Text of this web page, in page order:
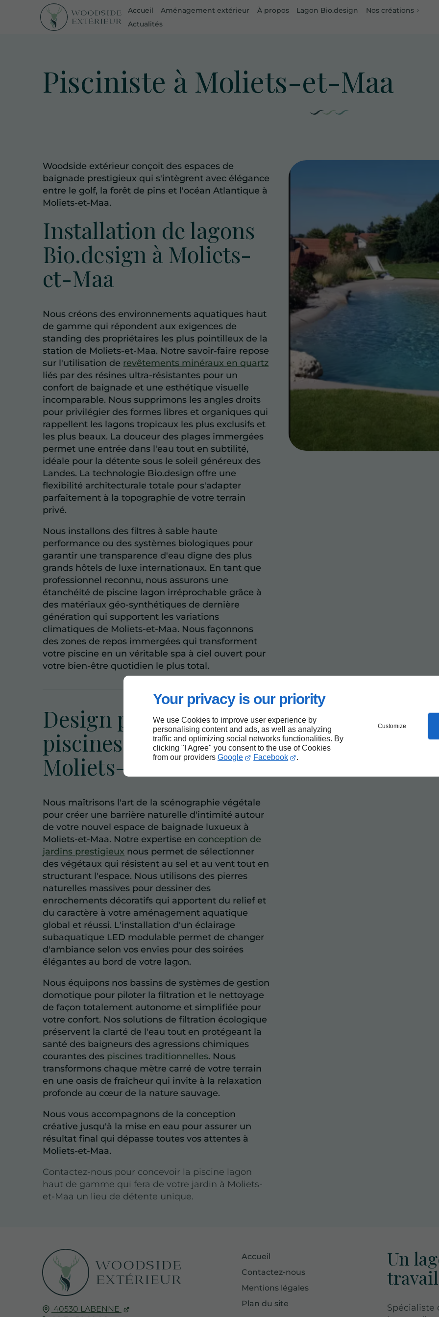
Your privacy is our priority
We use Cookies to improve user experience by
personalising content and ads, as well as analyzing
traffic and optimizing social networks functionalities. By
clicking "I Agree" you consent to the use of Cookies
from our providers Google Facebook .
Customize
Accueil Aménagement extérieur À propos Lagon Bio.design
Nos créations
Actualités
Pisciniste à Moliets-et-Maa
Woodside extérieur conçoit des espaces de
baignade prestigieux qui s'intègrent avec élégance
entre le golf, la forêt de pins et l'océan Atlantique à
Moliets-et-Maa.
Installation de lagons
Bio.design à Moliets-
et-Maa
Nous créons des environnements aquatiques haut
de gamme qui répondent aux exigences de
standing des propriétaires les plus pointilleux de la
station de Moliets-et-Maa. Notre savoir-faire repose
sur l'utilisation de revêtements minéraux en quartz
liés par des résines ultra-résistantes pour un
confort de baignade et une esthétique visuelle
incomparable. Nous supprimons les angles droits
pour privilégier des formes libres et organiques qui
rappellent les lagons tropicaux les plus exclusifs et
les plus beaux. La douceur des plages immergées
permet une entrée dans l'eau tout en subtilité,
idéale pour la détente sous le soleil généreux des
Landes. La technologie Bio.design offre une
flexibilité architecturale totale pour s'adapter
parfaitement à la topographie de votre terrain
privé.
Nous installons des filtres à sable haute
performance ou des systèmes biologiques pour
garantir une transparence d'eau digne des plus
grands hôtels de luxe internationaux. En tant que
professionnel reconnu, nous assurons une
étanchéité de piscine lagon irréprochable grâce à
des matériaux géo-synthétiques de dernière
génération qui supportent les variations
climatiques de Moliets-et-Maa. Nous façonnons
des zones de repos immergées qui transforment
votre piscine en un véritable spa à ciel ouvert pour
votre bien-être quotidien le plus total.
Design paysager et
piscines naturelles à
Moliets-et-Maa
Nous maîtrisons l'art de la scénographie végétale
pour créer une barrière naturelle d'intimité autour
de votre nouvel espace de baignade luxueux à
Moliets-et-Maa. Notre expertise en conception de
jardins prestigieux nous permet de sélectionner
des végétaux qui résistent au sel et au vent tout en
structurant l'espace. Nous utilisons des pierres
naturelles massives pour dessiner des
enrochements décoratifs qui apportent du relief et
du caractère à votre aménagement aquatique
global et réussi. L'installation d'un éclairage
subaquatique LED modulable permet de changer
d'ambiance selon vos envies pour des soirées
élégantes au bord de votre lagon.
Nous équipons nos bassins de systèmes de gestion
domotique pour piloter la filtration et le nettoyage
de façon totalement autonome et simplifiée pour
votre confort. Nos solutions de filtration écologique
préservent la clarté de l'eau tout en protégeant la
santé des baigneurs des agressions chimiques
courantes des piscines traditionnelles. Nous
transformons chaque mètre carré de votre terrain
en une oasis de fraîcheur qui invite à la relaxation
profonde au cœur de la nature sauvage.
Nous vous accompagnons de la conception
créative jusqu'à la mise en eau pour assurer un
résultat final qui dépasse toutes vos attentes à
Moliets-et-Maa.
Contactez-nous pour concevoir la piscine lagon
haut de gamme qui fera de votre jardin à Moliets-
et-Maa un lieu de détente unique.
40530 LABENNE
Accueil
Contactez-nous
Mentions légales
Plan du site
Un
Spécialiste